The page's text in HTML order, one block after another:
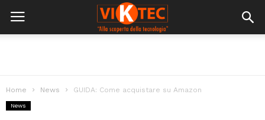
Home News GUIDA: Come acquistare su Amazon
News